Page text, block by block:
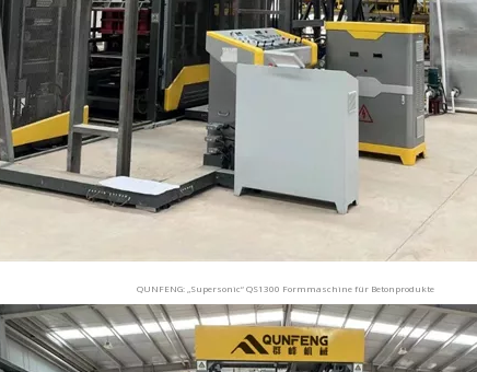
QUNFENG: „Supersonic“ QS1300 Formmaschine für Betonprodukte